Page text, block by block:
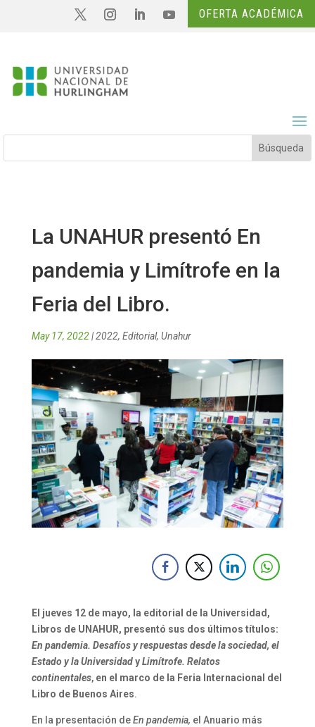
OFERTA ACADÉMICA
La UNAHUR presentó En
pandemia y Limítrofe en la
Feria del Libro.
May 17, 2022|2022, Editorial, Unahur
El jueves 12 de mayo, la editorial de la Universidad,
Libros de UNAHUR, presentó sus dos últimos títulos:
En pandemia. Desafíos y respuestas desde la sociedad, el
Estado y la UniversidadyLimítrofe. Relatos
continentales, en el marco de la Feria Internacional del
Libro de Buenos Aires.
En la presentación deEn pandemia, el Anuario más